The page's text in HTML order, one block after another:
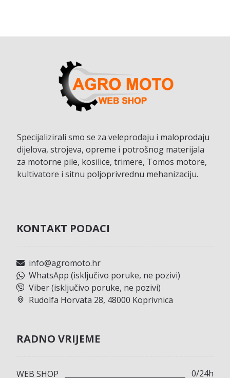
Specijalizirali smo se za veleprodaju i maloprodaju
dijelova, strojeva, opreme i potrošnog materijala
za motorne pile, kosilice, trimere, Tomos motore,
kultivatore i sitnu poljoprivrednu mehanizaciju.
KONTAKT PODACI
info@agromoto.hr
WhatsApp (isključivo poruke, ne pozivi)
Viber (isključivo poruke, ne pozivi)
Rudolfa Horvata 28, 48000 Koprivnica
RADNO VRIJEME
WEB SHOP
0/24h